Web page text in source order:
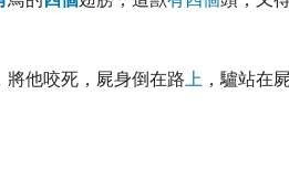
將他咬死，屍身倒在路上 ，驢站在